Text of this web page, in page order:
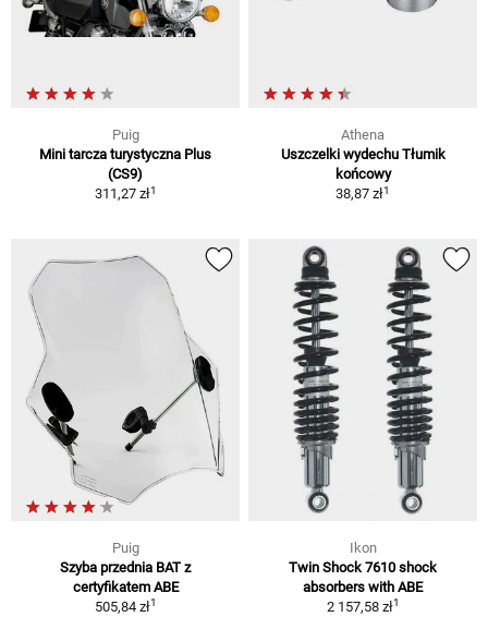
Puig
Mini tarcza turystyczna Plus
(CS9)
311,27 zł1
Athena
Uszczelki wydechu Tłumik
końcowy
38,87 zł1
Puig
Szyba przednia BAT z
certyfikatem ABE
505,84 zł1
Ikon
Twin Shock 7610 shock
absorbers with ABE
2 157,58 zł1